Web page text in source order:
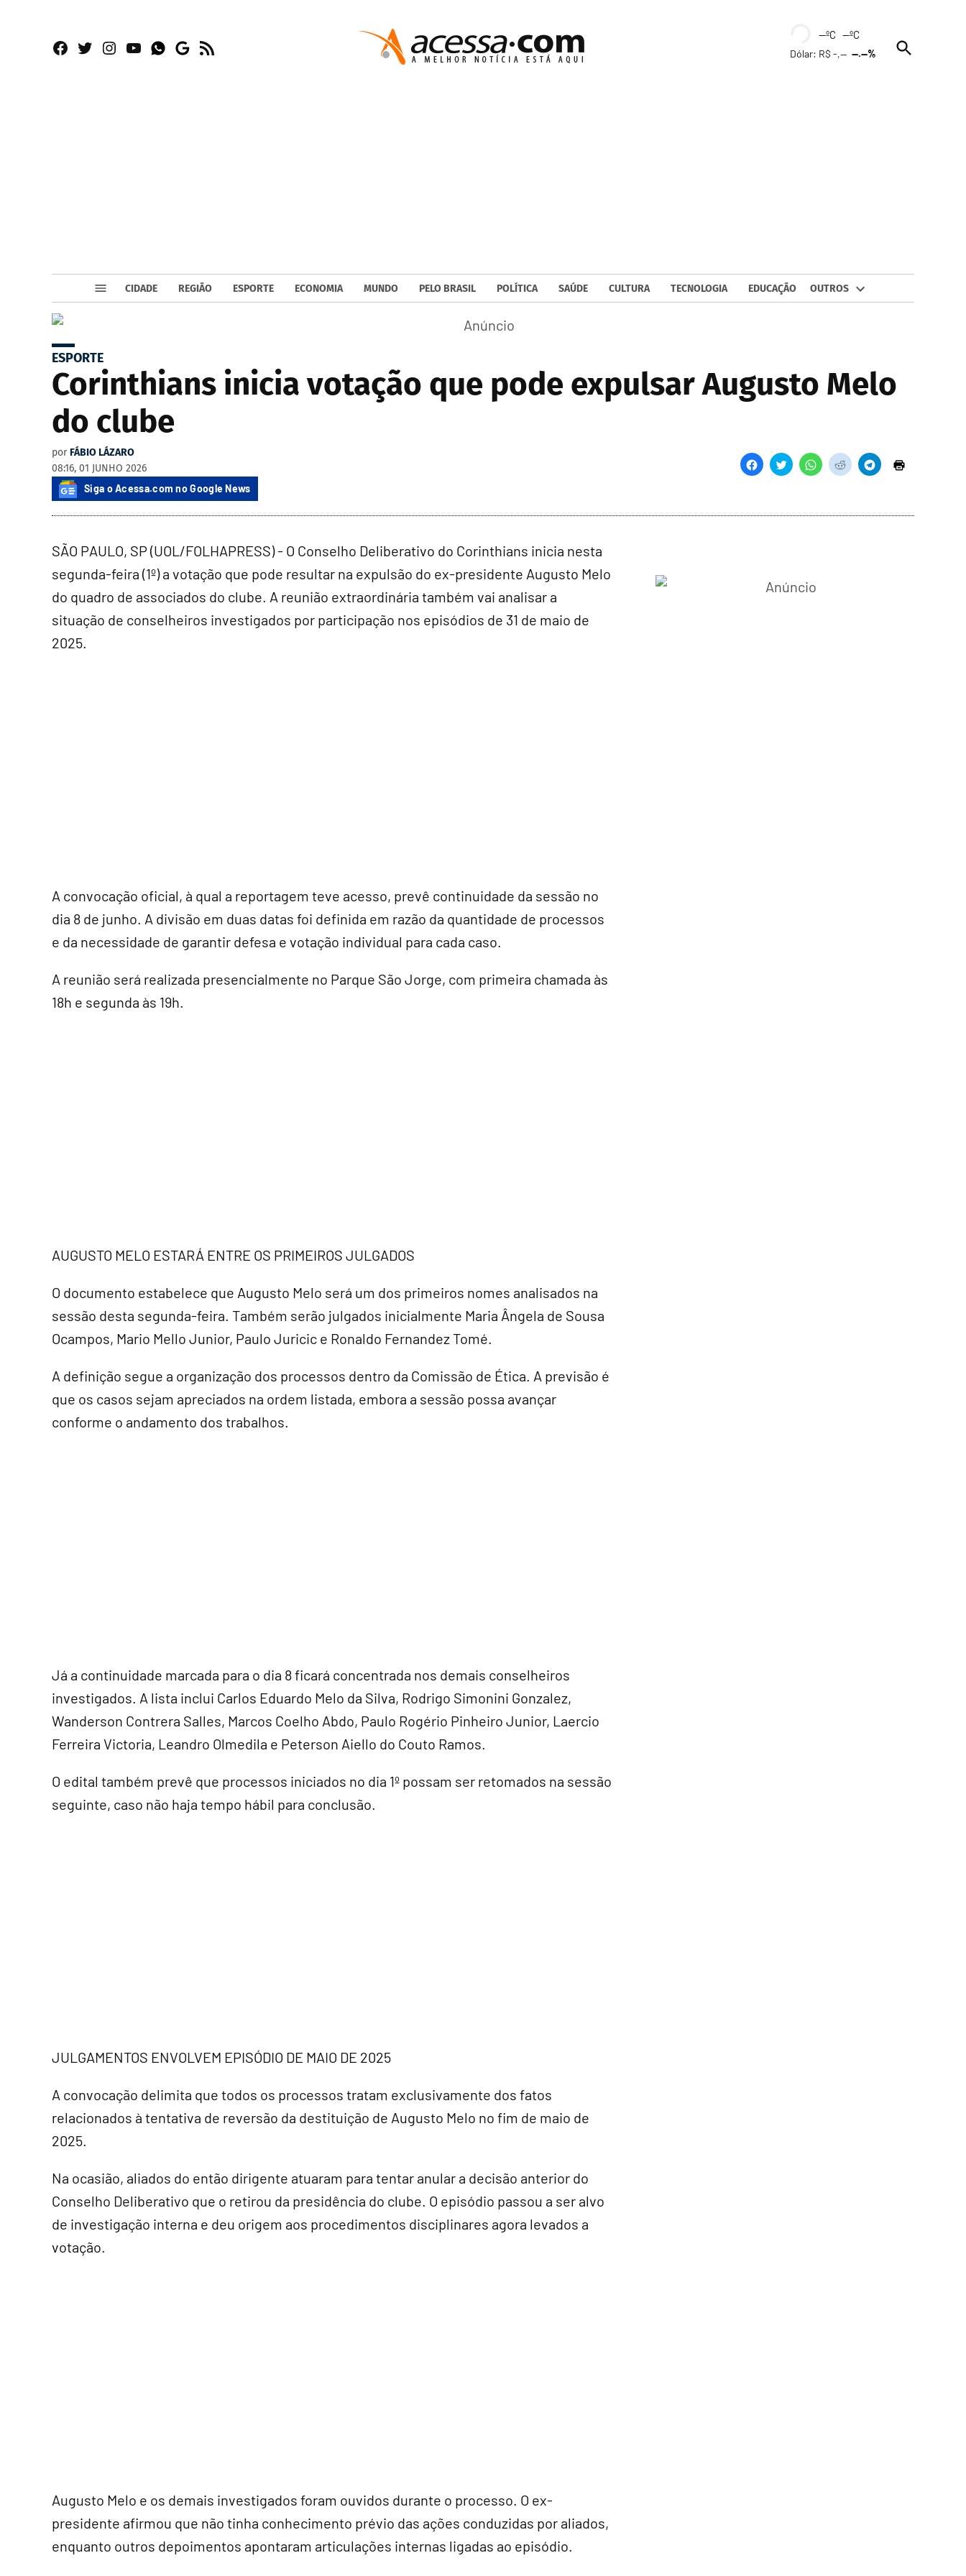
Facebook
TwitterInstagram
YouTubeWhatsapp
Google
RSS
--ºC --ºC
Dólar: R$ -,----.--%
Open
Search
CIDADE REGIÃO ESPORTE ECONOMIA MUNDO PELO BRASIL POLÍTICA SAÚDE CULTURA TECNOLOGIA EDUCAÇÃO OUTROS
ESPORTE
Corinthians inicia votação que pode expulsar Augusto Melo
do clube
por FÁBIO LÁZARO
08:16, 01 JUNHO 2026
Siga o Acessa.com no Google News
SÃO PAULO, SP (UOL/FOLHAPRESS) - O Conselho Deliberativo do Corinthians inicia nesta
segunda-feira (1º) a votação que pode resultar na expulsão do ex-presidente Augusto Melo
do quadro de associados do clube. A reunião extraordinária também vai analisar a
situação de conselheiros investigados por participação nos episódios de 31 de maio de
2025.
A convocação oficial, à qual a reportagem teve acesso, prevê continuidade da sessão no
dia 8 de junho. A divisão em duas datas foi definida em razão da quantidade de processos
e da necessidade de garantir defesa e votação individual para cada caso.
A reunião será realizada presencialmente no Parque São Jorge, com primeira chamada às
18h e segunda às 19h.
AUGUSTO MELO ESTARÁ ENTRE OS PRIMEIROS JULGADOS
O documento estabelece que Augusto Melo será um dos primeiros nomes analisados na
sessão desta segunda-feira. Também serão julgados inicialmente Maria Ângela de Sousa
Ocampos, Mario Mello Junior, Paulo Juricic e Ronaldo Fernandez Tomé.
A definição segue a organização dos processos dentro da Comissão de Ética. A previsão é
que os casos sejam apreciados na ordem listada, embora a sessão possa avançar
conforme o andamento dos trabalhos.
Já a continuidade marcada para o dia 8 ficará concentrada nos demais conselheiros
investigados. A lista inclui Carlos Eduardo Melo da Silva, Rodrigo Simonini Gonzalez,
Wanderson Contrera Salles, Marcos Coelho Abdo, Paulo Rogério Pinheiro Junior, Laercio
Ferreira Victoria, Leandro Olmedila e Peterson Aiello do Couto Ramos.
O edital também prevê que processos iniciados no dia 1º possam ser retomados na sessão
seguinte, caso não haja tempo hábil para conclusão.
JULGAMENTOS ENVOLVEM EPISÓDIO DE MAIO DE 2025
A convocação delimita que todos os processos tratam exclusivamente dos fatos
relacionados à tentativa de reversão da destituição de Augusto Melo no fim de maio de
2025.
Na ocasião, aliados do então dirigente atuaram para tentar anular a decisão anterior do
Conselho Deliberativo que o retirou da presidência do clube. O episódio passou a ser alvo
de investigação interna e deu origem aos procedimentos disciplinares agora levados a
votação.
Augusto Melo e os demais investigados foram ouvidos durante o processo. O ex-
presidente afirmou que não tinha conhecimento prévio das ações conduzidas por aliados,
enquanto outros depoimentos apontaram articulações internas ligadas ao episódio.